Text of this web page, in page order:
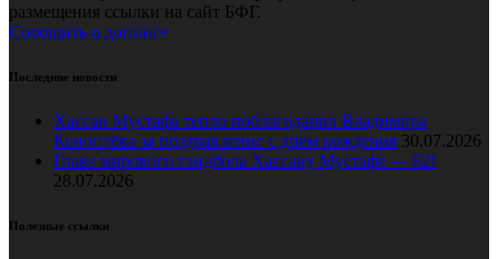
размещения ссылки на сайт БФГ.
Сообщить о допинге
Последние новости
Хассан Мустафа тепло поблагодарил Владимира
Коноплёва за поздравление с днем рождения 30.07.2026
Главе мирового гандбола Хассану Мустафе — 82!
28.07.2026
Полезные ссылки